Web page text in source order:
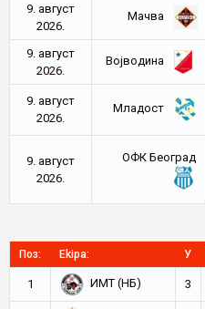
9. август
2026.
Мачва
9. август
2026.
Војводина
9. август
2026.
Младост
9. август
2026.
ОФК Београд
Поз: Ekipa: У
1 ИМТ (НБ) 3